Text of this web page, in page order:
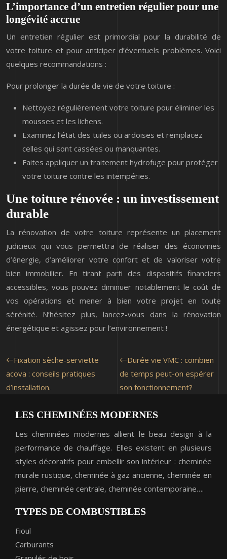
L’importance d’un entretien régulier pour une
longévité accrue
Un entretien régulier est primordial pour la durabilité de
votre toiture et pour anticiper d’éventuels problèmes. Voici
quelques recommandations :
Pour prolonger la durée de vie de votre toiture :
Nettoyez régulièrement votre toiture pour éliminer les
mousses et les lichens.
Examinez l’état des tuiles ou ardoises et remplacez
celles qui sont cassées ou manquantes.
Faites appliquer un traitement hydrofuge pour protéger
votre toiture contre les intempéries.
Une toiture rénovée : un investissement
durable
La rénovation de votre toiture représente un placement
judicieux qui vous permettra de réaliser des économies
d’énergie, d’améliorer votre confort et de valoriser votre
bien immobilier. En tirant parti des dispositifs financiers
accessibles, vous pouvez diminuer notablement le coût de
vos opérations et mener à bien votre projet en toute
sérénité. N’hésitez plus, lancez-vous dans la rénovation
énergétique et agissez pour l’environnement !
Fixation sèche-serviette
acova : conseils pratiques
d’installation.
Durée vie VMC : combien
de temps peut-on espérer
son fonctionnement?
LES CHEMINÉES MODERNES
Les cheminées modernes allient le beau design à la
performance de chauffage. Elles existent en plusieurs
styles décoratifs pour embellir son intérieur : cheminée
murale rustique, cheminée à gaz ancienne, cheminée en
pierre, cheminée centrale, cheminée contemporaine….
TYPES DE COMBUSTIBLES
Fioul
Carburants